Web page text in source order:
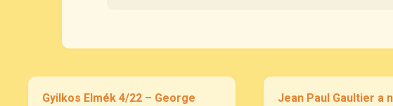
Gyilkos Elmék 4/22 – George
Jean Paul Gaultier a